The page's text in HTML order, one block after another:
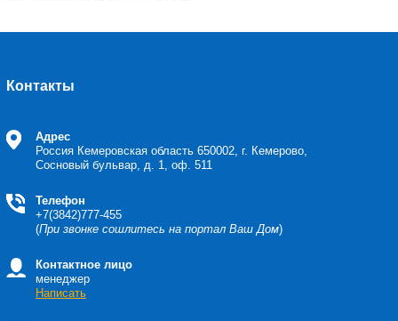
Контакты
Адрес
Россия Кемеровская область 650002, г. Кемерово,
Сосновый бульвар, д. 1, оф. 511
Телефон
+7(3842)777-455
(При звонке сошлитесь на портал Ваш Дом)
Контактное лицо
менеджер
Написать